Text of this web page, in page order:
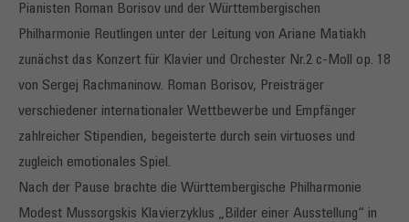
Pianisten Roman Borisov und der Württembergischen
Philharmonie Reutlingen unter der Leitung von Ariane Matiakh
zunächst das Konzert für Klavier und Orchester Nr.2 c-Moll op. 18
von Sergej Rachmaninow. Roman Borisov, Preisträger
verschiedener internationaler Wettbewerbe und Empfänger
zahlreicher Stipendien, begeisterte durch sein virtuoses und
zugleich emotionales Spiel.
Nach der Pause brachte die Württembergische Philharmonie
Modest Mussorgskis Klavierzyklus „Bilder einer Ausstellung“ in